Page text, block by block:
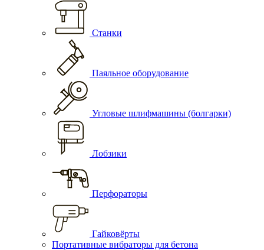
Станки
Паяльное оборудование
Угловые шлифмашины (болгарки)
Лобзики
Перфораторы
Гайковёрты
Портативные вибраторы для бетона